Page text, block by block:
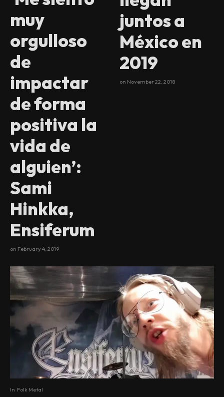
muy
orgulloso
de
impactar
de forma
positiva la
vida de
alguien’:
Sami
Hinkka,
Ensiferum
on February 4, 2019
juntos a
México en
2019
on November 22, 2018
In Folk Metal